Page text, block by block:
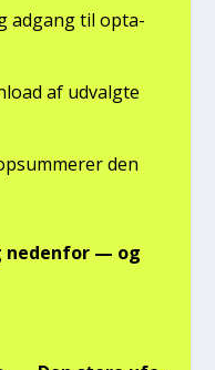
adgang til opta­
af udvalg­te
den
neden­for — og